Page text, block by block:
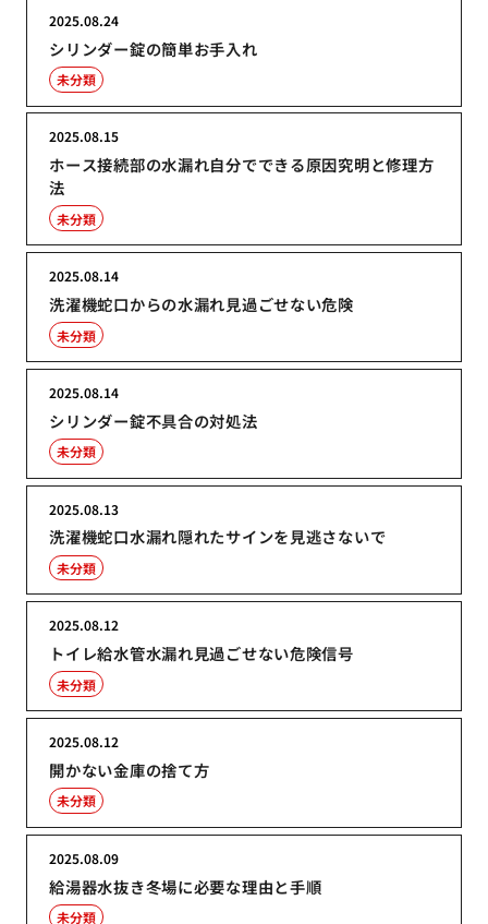
シリンダー錠の簡単お手入れ
2025.08.24
未分類
ホース接続部の水漏れ自分でできる原因究明と修理方
法
2025.08.15
未分類
洗濯機蛇口からの水漏れ見過ごせない危険
2025.08.14
未分類
シリンダー錠不具合の対処法
2025.08.14
未分類
洗濯機蛇口水漏れ隠れたサインを見逃さないで
2025.08.13
未分類
トイレ給水管水漏れ見過ごせない危険信号
2025.08.12
未分類
開かない金庫の捨て方
2025.08.12
未分類
給湯器水抜き冬場に必要な理由と手順
2025.08.09
未分類